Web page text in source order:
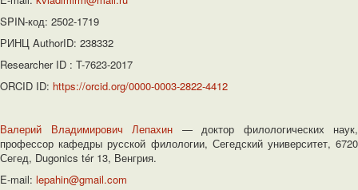
SPIN-код: 2502-1719
РИНЦ AuthorID: 238332
Researcher ID : T-7623-2017
ORCID ID: https://orcid.org/0000-0003-2822-4412
Валерий Владимирович Лепахин — доктор филологических наук,
профессор кафедры русской филологии, Сегедский университет, 6720
Сегед, Dugonics tér 13, Венгрия.
E-mail: lepahin@gmail.com